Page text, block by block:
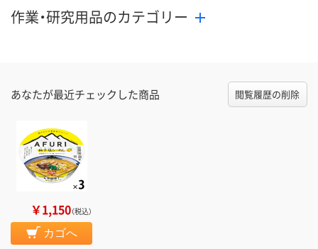
作業・研究用品のカテゴリー
あなたが最近チェックした商品 閲覧履歴の削除
￥1,150（税込）
カゴへ